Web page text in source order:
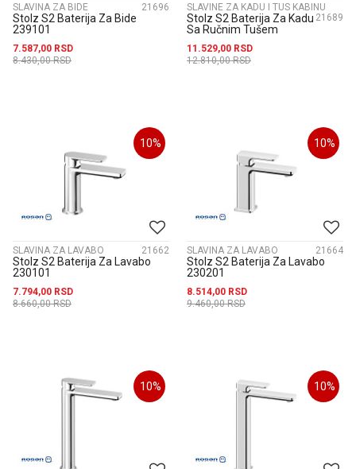
SLAVINA ZA BIDE 21696
Stolz S2 Baterija Za Bide
239101
7.587,00 RSD
8.430,00RSD
SLAVINE ZA KADU I TUS KABINU
21689
Stolz S2 Baterija Za Kadu
Sa Ručnim Tušem
11.529,00 RSD
12.810,00RSD
10%
SLAVINA ZA LAVABO 21662
Stolz S2 Baterija Za Lavabo
230101
7.794,00 RSD
8.660,00RSD
10%
SLAVINA ZA LAVABO 21664
Stolz S2 Baterija Za Lavabo
230201
8.514,00 RSD
9.460,00RSD
10% 10%